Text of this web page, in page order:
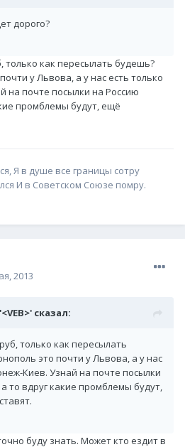
дорого?
только как пересылать будешь?
у Львова, а у нас есть только
на почте посылки на Россию
промблемы будут, ещё
Я в душе все границы сотру
И в Советском Союзе помру.
2013
сказал:
только как пересылать
это почти у Львова, а у нас
Киев. Узнай на почте посылки
то вдруг какие промблемы будут,
буду знать. Может кто ездит в